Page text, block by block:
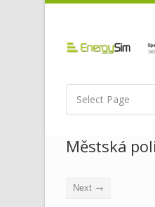
Městská
Next →